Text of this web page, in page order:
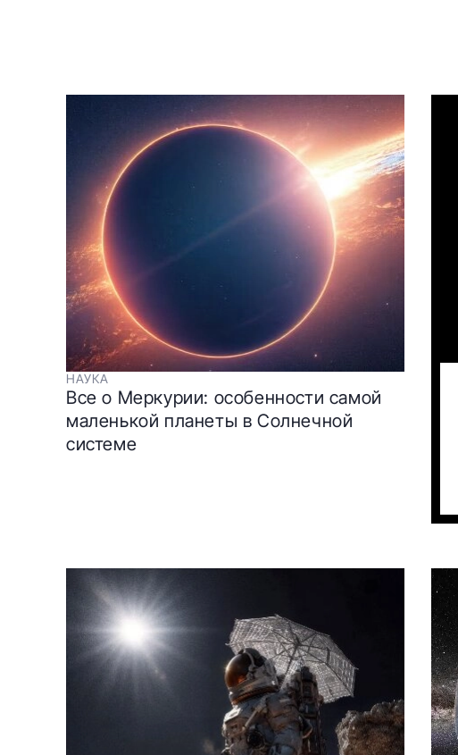
НАУКА
Все о Меркурии: особенности самой
маленькой планеты в Солнечной
системе